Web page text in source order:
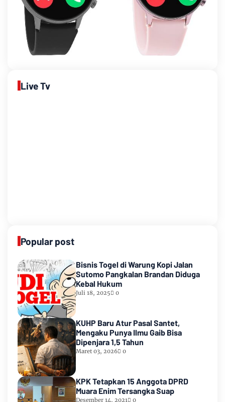
Live Tv
Popular post
Bisnis Togel di Warung Kopi Jalan
Sutomo Pangkalan Brandan Diduga
Kebal Hukum
Juli 18, 2025 0
KUHP Baru Atur Pasal Santet,
Mengaku Punya Ilmu Gaib Bisa
Dipenjara 1,5 Tahun
Maret 03, 2026 0
KPK Tetapkan 15 Anggota DPRD
Muara Enim Tersangka Suap
Desember 14, 2021 0